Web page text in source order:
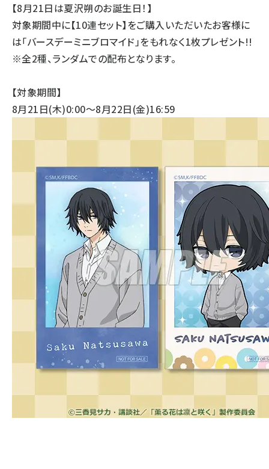
【8月21日は夏沢朔のお誕生日！】
対象期間中に【10連セット】をご購入いただいたお客様に
は「バースデーミニブロマイド」をもれなく1枚プレゼント!!
※全2種、ランダムでの配布となります。
【対象期間】
8月21日(木)0:00～8月22日(金)16:59